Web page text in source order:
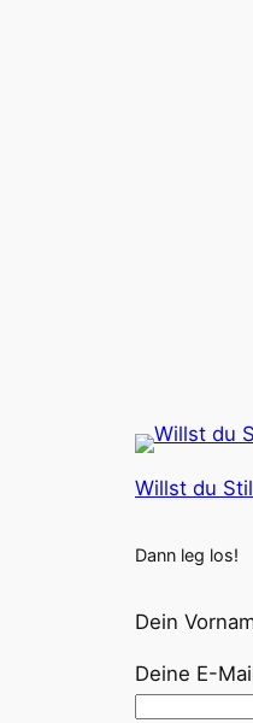
Willst du
Dann leg los!
Dein
Deine E-